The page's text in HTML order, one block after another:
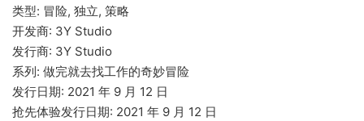
类型: 冒险, 独立, 策略
开发商: 3Y Studio
发行商: 3Y Studio
系列: 做完就去找工作的奇妙冒险
发行日期: 2021 年 9 月 12 日
抢先体验发行日期: 2021 年 9 月 12 日